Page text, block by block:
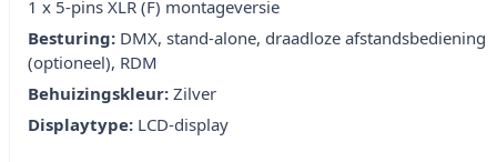
1 x 5-pins XLR (F) montageversie
Besturing: DMX, stand-alone, draadloze afstandsbediening
(optioneel), RDM
Behuizingskleur: Zilver
Displaytype: LCD-display